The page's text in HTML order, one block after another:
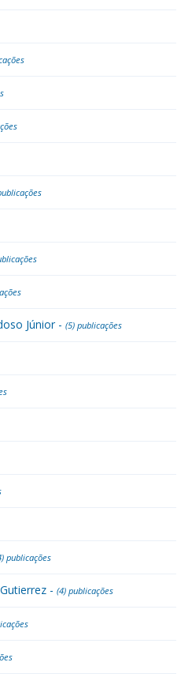
Júnior - (5) publicações
publicações
- (4) publicações